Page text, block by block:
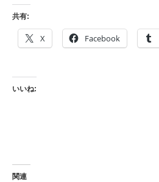
共有:
X Facebook
いいね:
関連